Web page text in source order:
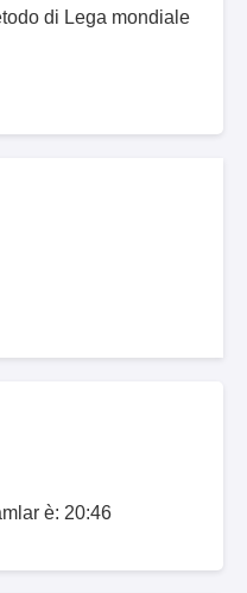
di Lega mondiale
è: 20:46